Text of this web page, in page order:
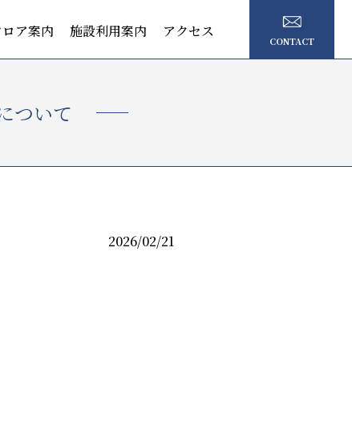
ロア案内 施設利用案内 アクセス
CONTACT
ついて
2026/02/21